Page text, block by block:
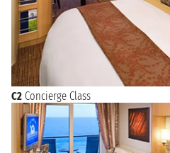
C2 Concierge Class